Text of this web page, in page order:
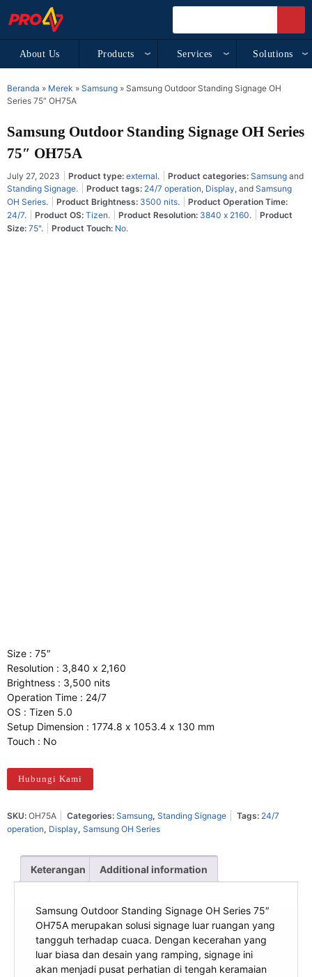
About Us Products Services Solutions
Beranda » Merek » Samsung » Samsung Outdoor Standing Signage OH
Series 75″ OH75A
Samsung Outdoor Standing Signage OH Series
75″ OH75A
July 27, 2023 Product type: external. Product categories: Samsung and
Standing Signage. Product tags: 24/7 operation, Display, and Samsung
OH Series. Product Brightness: 3500 nits.
Product Operation Time:
24/7. Product OS: Tizen. Product Resolution: 3840 x 2160.
Product
Size: 75". Product Touch: No.
Size : 75″
Resolution : 3,840 x 2,160
Brightness : 3,500 nits
Operation Time : 24/7
OS : Tizen 5.0
Setup Dimension : 1774.8 x 1053.4 x 130 mm
Touch : No
Hubungi Kami
SKU: OH75A Categories: Samsung, Standing Signage Tags: 24/7
operation, Display, Samsung OH Series
Keterangan Additional information
Samsung Outdoor Standing Signage OH Series 75″
OH75A merupakan solusi signage luar ruangan yang
tangguh terhadap cuaca. Dengan kecerahan yang
luar biasa dan desain yang ramping, signage ini
akan menjadi pusat perhatian di tengah keramaian